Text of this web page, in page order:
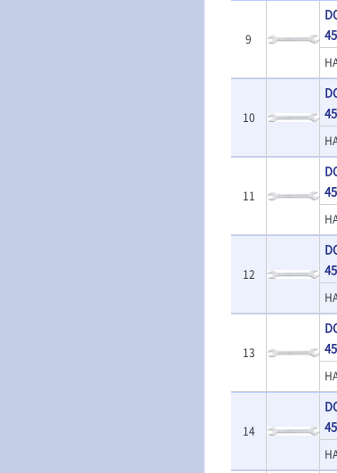
- 양용드라이버비트
- 슬라이딩마그네틱너트세
-
-
전
-
-
-
-
-
-
-
-
-
-
-
-
-
-
-
-
-
-
-
-
-
-
- 피스톤링컴프레셔
9
10
11
12
13
14